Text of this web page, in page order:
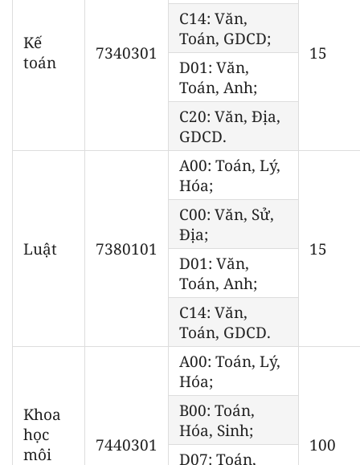
Kế
toán
7340301 15
C14: Văn,
Toán, GDCD;
D01: Văn,
Toán, Anh;
C20: Văn, Địa,
GDCD.
Luật 7380101
A00: Toán, Lý,
Hóa;
15
C00: Văn, Sử,
Địa;
D01: Văn,
Toán, Anh;
C14: Văn,
Toán, GDCD.
Khoa
học
môi
7440301
A00: Toán, Lý,
Hóa;
100
B00: Toán,
Hóa, Sinh;
D07: Toán,